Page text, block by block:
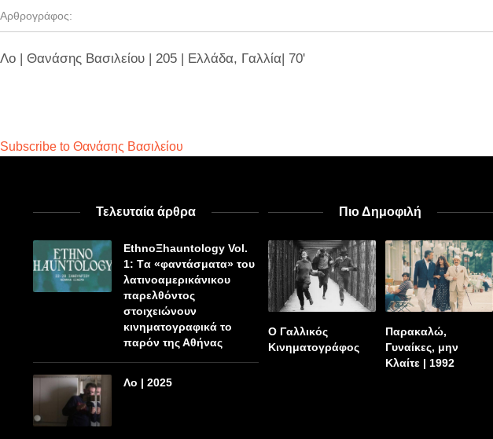
Αρθρογράφος:
Λο | Θανάσης Βασιλείου | 205 | Ελλάδα, Γαλλία| 70'
Subscribe to Θανάσης Βασιλείου
Τελευταία άρθρα
EthnoΞhauntology Vol.
1: Tα «φαντάσματα» του
λατινοαμερικάνικου
παρελθόντος
στοιχειώνουν
κινηματογραφικά το
παρόν της Αθήνας
Λο | 2025
Πιο Δημοφιλή
Ο Γαλλικός
Κινηματογράφος
Παρακαλώ,
Γυναίκες, μην
Κλαίτε | 1992